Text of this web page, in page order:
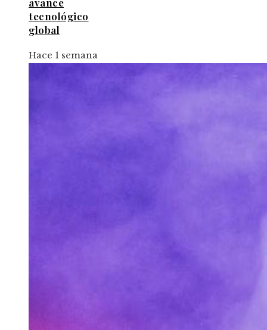
tecnológico
global
Hace 1 semana